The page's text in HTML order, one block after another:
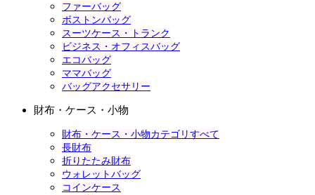
ファーバッグ
ボストンバッグ
スーツケース・トランク
ビジネス・オフィスバッグ
エコバッグ
ママバッグ
バッグアクセサリー
財布・ケース・小物
財布・ケース・小物カテゴリすべて
長財布
折りたたみ財布
ウォレットバッグ
コインケース